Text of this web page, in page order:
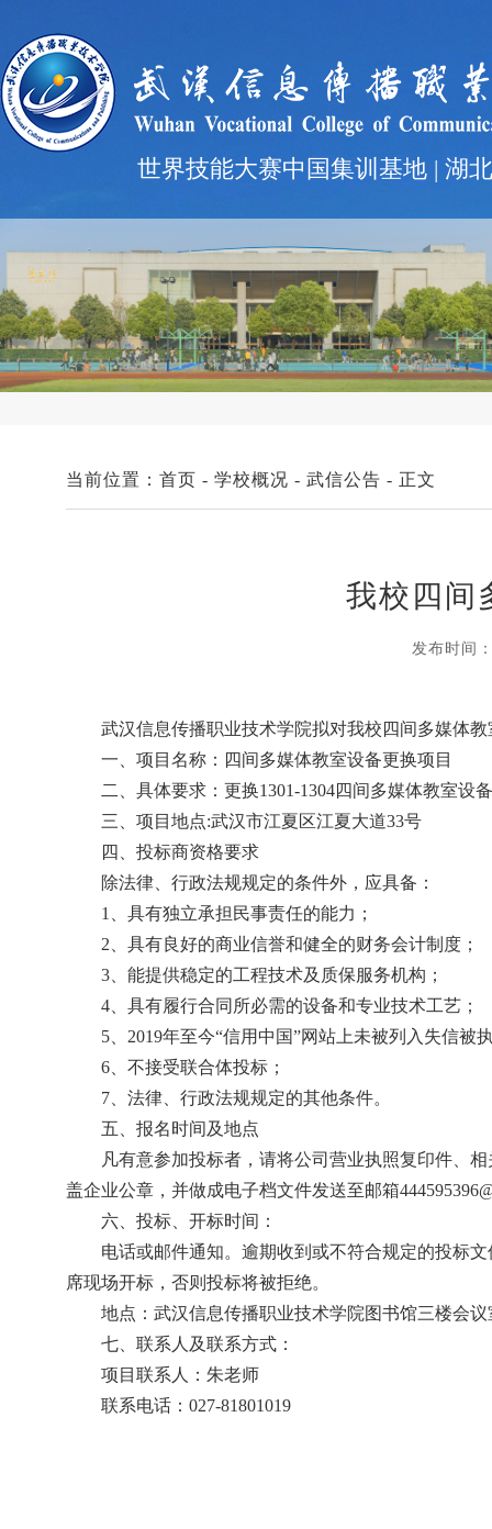
世界技能大赛中国集训基地 | 湖
当前位置： 首页 - 学校概况 - 武信公告 - 正文
我校四间
发布时间
武汉信息传播职业技术学院拟对我校四间多媒体
一、项目名称：四间多媒体教室设备更换项目
二、具体要求：更换1301-1304四间多媒体教室设
三、项目地点:武汉市江夏区江夏大道33号
四、投标商资格要求
除法律、行政法规规定的条件外，应具备：
1、具有独立承担民事责任的能力；
2、具有良好的商业信誉和健全的财务会计制度；
3、能提供稳定的工程技术及质保服务机构；
4、具有履行合同所必需的设备和专业技术工艺；
5、2019年至今“信用中国”网站上未被列入失信
6、不接受联合体投标；
7、法律、行政法规规定的其他条件。
五、报名时间及地点
凡有意参加投标者，请将公司营业执照复印件、
盖企业公章，并做成电子档文件发送至邮箱
六、投标、开标时间：
电话或邮件通知。逾期收到或不符合规定的投标
席现场开标，否则投标将被拒绝。
地点：武汉信息传播职业技术学院图书馆三楼会议
七、联系人及联系方式：
项目联系人：朱老师
联系电话：027-81801019